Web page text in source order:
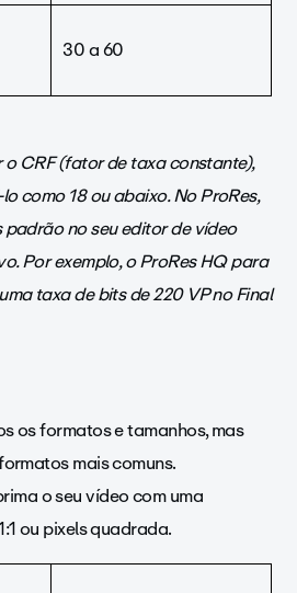
30 a 60
CRF (fator de taxa constante),
como 18 ou abaixo. No ProRes,
no seu editor de vídeo
Por exemplo, o ProRes HQ para
taxa de bits de 220 VP no Final
os formatos e tamanhos, mas
mais comuns.
o seu vídeo com uma
ou pixels quadrada.